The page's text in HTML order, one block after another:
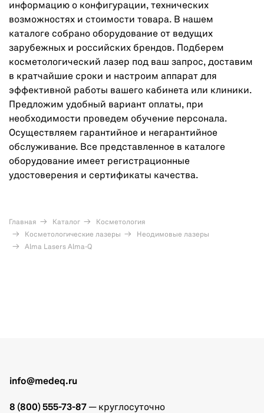
информацию о конфигурации, технических
возможностях и стоимости товара. В нашем
каталоге собрано оборудование от ведущих
зарубежных и российских брендов. Подберем
косметологический лазер под ваш запрос, доставим
в кратчайшие сроки и настроим аппарат для
эффективной работы вашего кабинета или клиники.
Предложим удобный вариант оплаты, при
необходимости проведем обучение персонала.
Осуществляем гарантийное и негарантийное
обслуживание. Все представленное в каталоге
оборудование имеет регистрационные
удостоверения и сертификаты качества.
Главная Каталог
Косметология
Косметологические лазеры
Неодимовые лазеры
Alma Lasers Alma-Q
info@medeq.ru
8 (800) 555-73-87 — круглосуточно